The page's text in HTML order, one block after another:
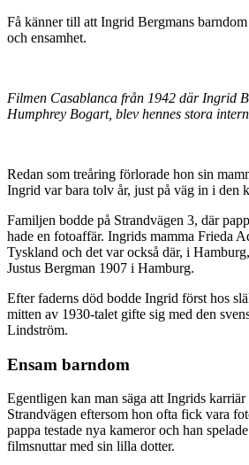
Få känner till att Ingrid Bergmans
och ensamhet.
Filmen Casablanca från 1942 där Ingrid
Humphrey Bogart, blev hennes stora
Redan som treåring förlorade hon sin
Ingrid var bara tolv år, just på väg in i den
Familjen bodde på Strandvägen 3, där
hade en fotoaffär. Ingrids mamma Frieda
Tyskland och det var också där, i
Justus Bergman 1907 i Hamburg.
Efter faderns död bodde Ingrid först hos
mitten av 1930-talet gifte sig med den
Lindström.
Ensam barndom
Egentligen kan man säga att Ingrids karriär
Strandvägen eftersom hon ofta fick vara
pappa testade nya kameror och han
filmsnuttar med sin lilla dotter.